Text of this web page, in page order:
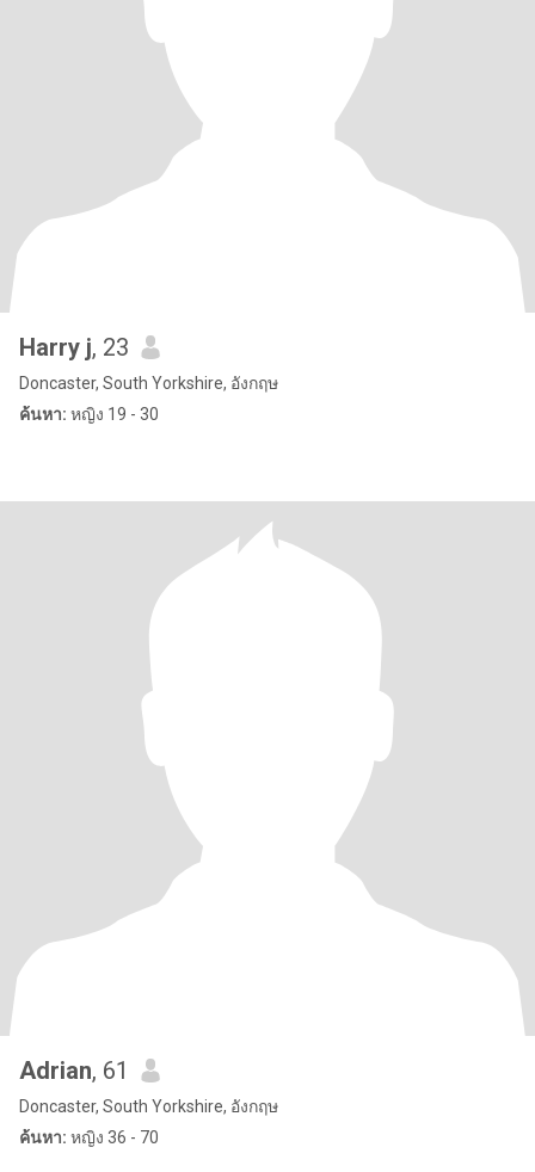
Harry j, 23
Doncaster, South Yorkshire, อังกฤษ
ค้นหา: หญิง 19 - 30
Adrian, 61
Doncaster, South Yorkshire, อังกฤษ
ค้นหา: หญิง 36 - 70